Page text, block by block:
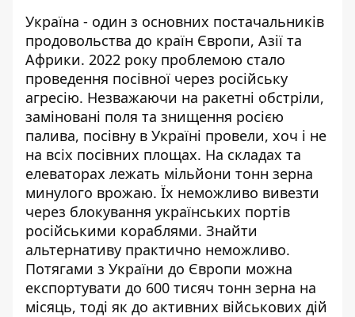
Україна - один з основних постачальників
продовольства до країн Європи, Азії та
Африки. 2022 року проблемою стало
проведення посівної через російську
агресію. Незважаючи на ракетні обстріли,
заміновані поля та знищення росією
палива, посівну в Україні провели, хоч і не
на всіх посівних площах. На складах та
елеваторах лежать мільйони тонн зерна
минулого врожаю. Їх неможливо вивезти
через блокування українських портів
російськими кораблями. Знайти
альтернативу практично неможливо.
Потягами з України до Європи можна
експортувати до 600 тисяч тонн зерна на
місяць, тоді як до активних військових дій